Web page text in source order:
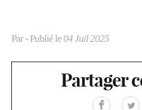
Par- Publié le04 Juil 2025
Partager